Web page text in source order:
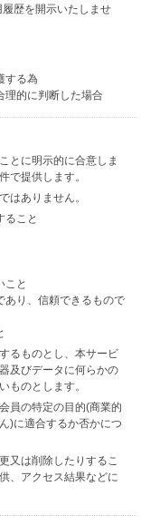
歴を開示いたしませ
する為
理的に判断した場合
とに明示的に合意しま
で提供します。
はありません。
ること
こと
あり、信頼できるもので
るものとし、本サービ
及びデータに何らかの
ものとします。
員の特定の目的(商業的
)に適合するか否かにつ
又は削除したりするこ
、アクセス結果などに